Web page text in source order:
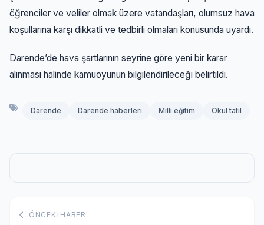
öğrenciler ve veliler olmak üzere vatandaşları, olumsuz hava
koşullarına karşı dikkatli ve tedbirli olmaları konusunda uyardı.
Darende’de hava şartlarının seyrine göre yeni bir karar
alınması halinde kamuoyunun bilgilendirileceği belirtildi.
Darende Darende haberleri Milli eğitim Okul tatil
ÖNCEKI HABER